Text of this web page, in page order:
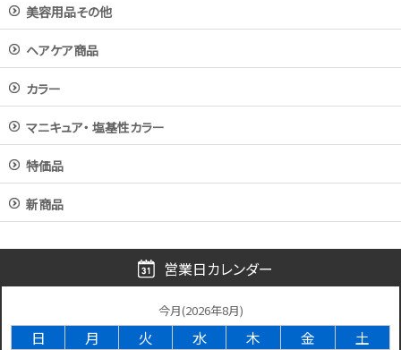
美容用品その他
ヘアケア商品
カラー
マニキュア・ 塩基性カラー
特価品
新商品
営業日カレンダー
今月(2026年8月)
日 月 火 水 木 金
土